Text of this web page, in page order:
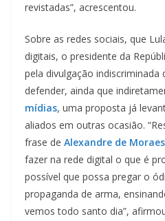
revistadas”, acrescentou.
Sobre as redes sociais, que
digitais, o presidente da
pela divulgação
defender, ainda que
mídias, uma proposta já
aliados em outras ocasião.
frase de Alexandre de Moraes
fazer na rede digital o que é
possível que possa pregar o
propaganda de arma,
vemos todo santo dia”,